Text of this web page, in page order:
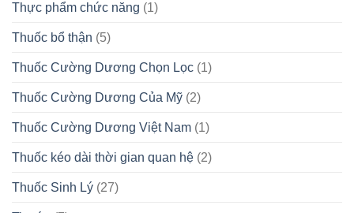
Thực phẩm chức năng (1)
Thuốc bổ thận (5)
Thuốc Cường Dương Chọn Lọc (1)
Thuốc Cường Dương Của Mỹ (2)
Thuốc Cường Dương Việt Nam (1)
Thuốc kéo dài thời gian quan hệ (2)
Thuốc Sinh Lý (27)